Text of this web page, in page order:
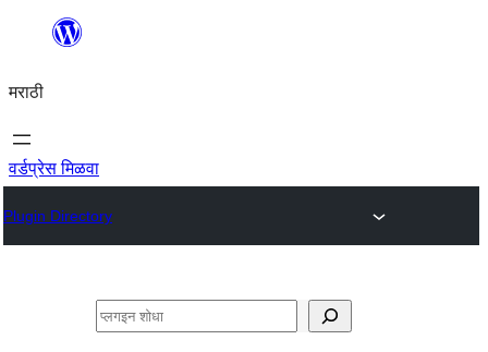
सामुग्रीवर
मराठी
वर्डप्रेस मिळवा
Plugin Directory
शोधा